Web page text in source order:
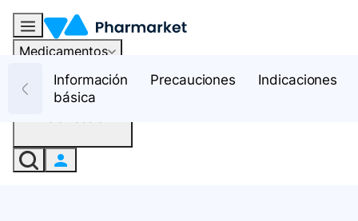
Medicamentos
RecursosInformación
básica
Precauciones Indicaciones